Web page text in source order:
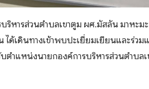
ริหารส่วนตำบลเขาตูม ผศ.มัสลัน มาหะม
ด้เดินทางเข้าพบปะเยี่ยมเยียนและร่ว
บตำแหน่งนายกองค์การบริหารส่วนตำบล